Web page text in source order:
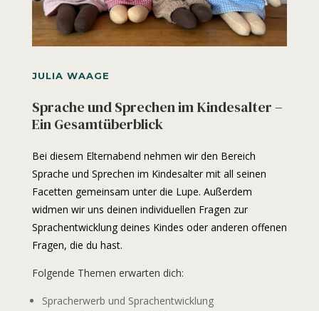
JULIA WAAGE
Sprache und Sprechen im Kindesalter –
Ein Gesamtüberblick
Bei diesem Elternabend nehmen wir den Bereich
Sprache und Sprechen im Kindesalter mit all seinen
Facetten gemeinsam unter die Lupe. Außerdem
widmen wir uns deinen individuellen Fragen zur
Sprachentwicklung deines Kindes oder anderen offenen
Fragen, die du hast.
Folgende Themen erwarten dich:
Spracherwerb und Sprachentwicklung